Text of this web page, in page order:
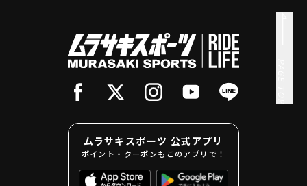
ムラサキスポーツ 公式アプリ
ポイント・クーポンもこのアプリで！